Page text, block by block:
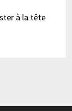
à la tête